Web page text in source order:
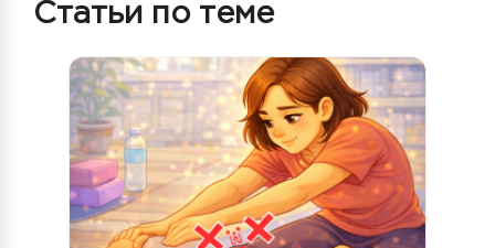
Статьи по теме